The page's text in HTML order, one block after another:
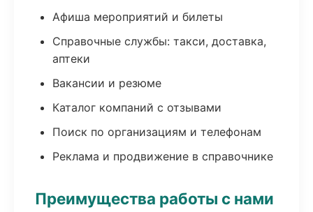
Афиша мероприятий и билеты
Справочные службы: такси, доставка,
аптеки
Вакансии и резюме
Каталог компаний с отзывами
Поиск по организациям и телефонам
Реклама и продвижение в справочнике
Преимущества работы с нами